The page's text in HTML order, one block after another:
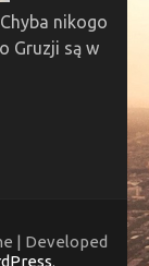
nikogo
Gruzji są w
| Developed
.